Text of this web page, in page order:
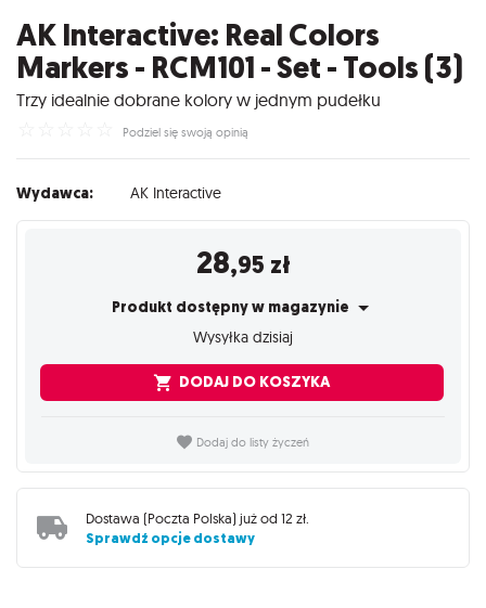
AK Interactive: Real Colors
Markers - RCM101 - Set - Tools (3)
Trzy idealnie dobrane kolory w jednym pudełku
Podziel się swoją opinią
Wydawca: AK Interactive
28,95 zł
Produkt dostępny w magazynie
Wysyłka dzisiaj
DODAJ DO KOSZYKA
Dodaj do listy życzeń
Dostawa (Poczta Polska) już od 12 zł
Sprawdź opcje dostawy